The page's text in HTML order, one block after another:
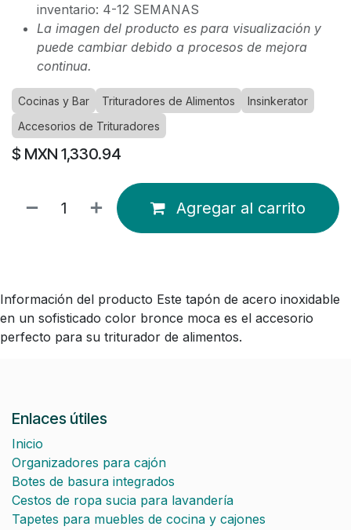
inventario: 4-12 SEMANAS
La imagen del producto es para visualización y
puede cambiar debido a procesos de mejora
continua.
Cocinas y Bar Trituradores de Alimentos
Insinkerator
Accesorios de Trituradores
$ MXN 1,330.94
Agregar al carrito
Información del producto Este tapón de acero inoxidable
en un sofisticado color bronce moca es el accesorio
perfecto para su triturador de alimentos.
Enlaces útiles
Inicio
Organizadores para cajón
Botes de basura integrados
Cestos de ropa sucia para lavandería
Tapetes para muebles de cocina y cajones